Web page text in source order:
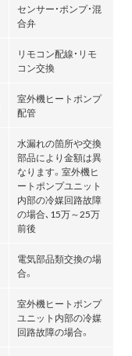
センサー・ポンプ・混
合弁
リモコン配線・リモ
コン交換
室外機ヒートポンプ
配管
水漏れの箇所や交換
部品により金額は異
なります。室外機ヒ
ートポンプユニット
内部の冷媒回路故障
の場合､15万～25万
前後
電気部品類交換の場
合。
室外機ヒートポンプ
ユニット内部の冷媒
回路故障の場合。